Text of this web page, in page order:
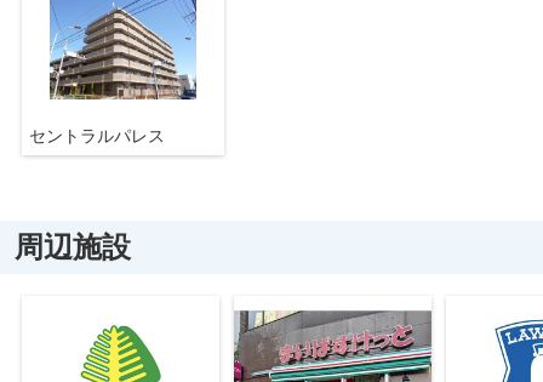
セントラルパレス
周辺施設